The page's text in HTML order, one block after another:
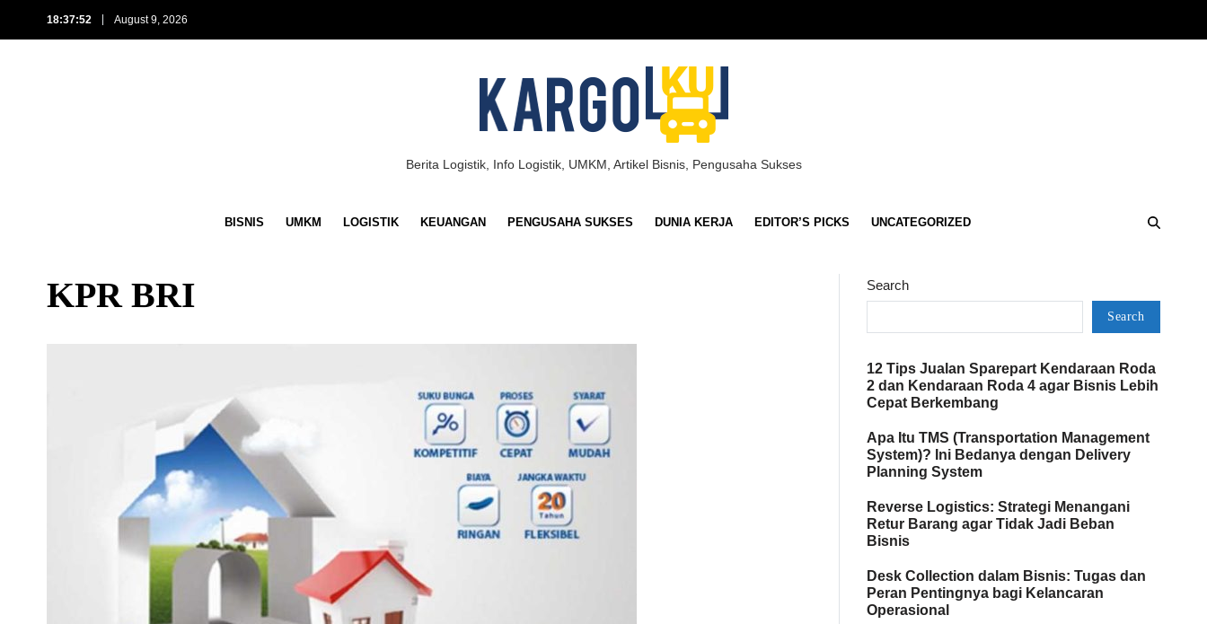
18:37:53 August 9, 2026
Berita Logistik, Info Logistik, UMKM, Artikel Bisnis, Pengusaha Sukses
BISNIS UMKM LOGISTIK KEUANGAN PENGUSAHA SUKSES DUNIA KERJA EDITOR’S PICKS UNCATEGORIZED
KPR BRI Search
Search
12 Tips Jualan Sparepart Kendaraan Roda
2 dan Kendaraan Roda 4 agar Bisnis Lebih
Cepat Berkembang
Apa Itu TMS (Transportation Management
System)? Ini Bedanya dengan Delivery
Planning System
Reverse Logistics: Strategi Menangani
Retur Barang agar Tidak Jadi Beban
Bisnis
Desk Collection dalam Bisnis: Tugas dan
Peran Pentingnya bagi Kelancaran
Operasional